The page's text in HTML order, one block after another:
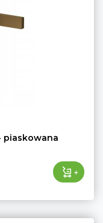
piaskowana
+